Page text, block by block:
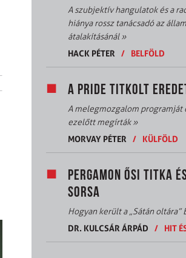
A szubjektív hangulatok és a
hiánya rossz tanácsadó az
átalakításánál»
HACK PÉTER
/ BELFÖLD
A PRIDE TITKOLT
A melegmozgalom programját
ezelőtt megírták»
MORVAY PÉTER
/ KÜLFÖLD
PERGAMON ŐSI TITKA
SORSA
Hogyan került a „Sátán oltára”
DR. KULCSÁR ÁRPÁD
/ HIT